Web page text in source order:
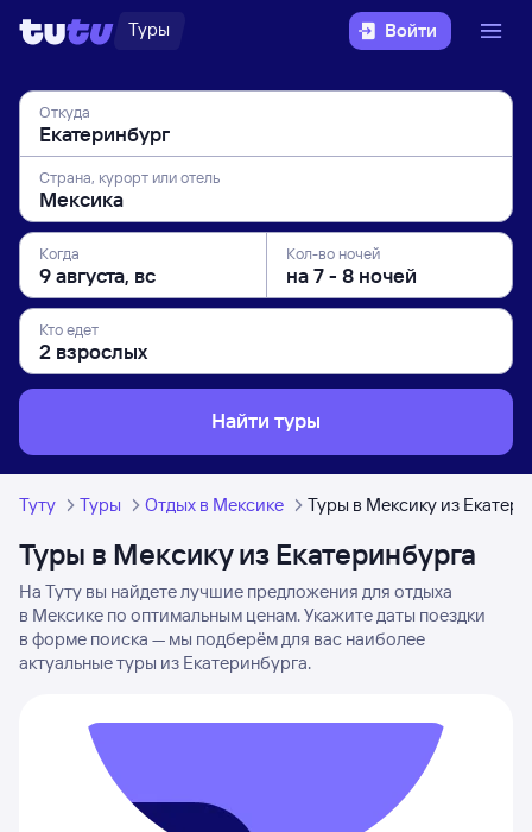
Туры Войти
Откуда
Страна, курорт или отель
Когда Кол-во ночей
Кто едет
Найти туры
Туту Туры Отдых в Мексике Туры в Мексику из
Туры в Мексику из Екатеринбурга
На Туту вы найдете лучшие предложения для отдыха
в Мексике по оптимальным ценам. Укажите даты поездки
в форме поиска — мы подберём для вас наиболее
актуальные туры из Екатеринбурга.